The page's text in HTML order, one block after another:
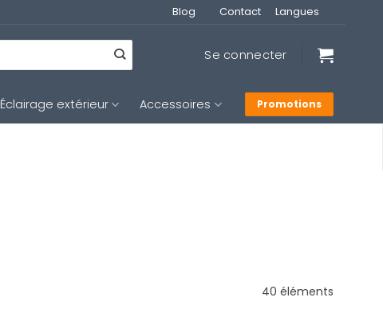
Blog Contact Langues
Se connecter
Éclairage extérieur Accessoires Promotions
40 éléments